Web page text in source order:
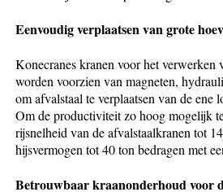
Eenvoudig verplaatsen van grote
Konecranes kranen voor het verwerken
worden voorzien van magneten,
om afvalstaal te verplaatsen van de ene
Om de productiviteit zo hoog mogelijk
rijsnelheid van de afvalstaalkranen tot
hijsvermogen tot 40 ton bedragen met
Betrouwbaar kraanonderhoud voor